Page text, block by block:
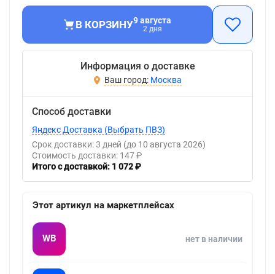
В КОРЗИНУ9 августа
2 дня
Информация о доставке
Москва
Способ доставки
Яндекс Доставка (Выбрать ПВЗ)
Срок доставки: 3 дней (до 10 августа 2026)
Стоимость доставки: 147 ₽
Итого с доставкой: 1 072 ₽
Этот артикул на маркетплейсах
WB нет в наличии